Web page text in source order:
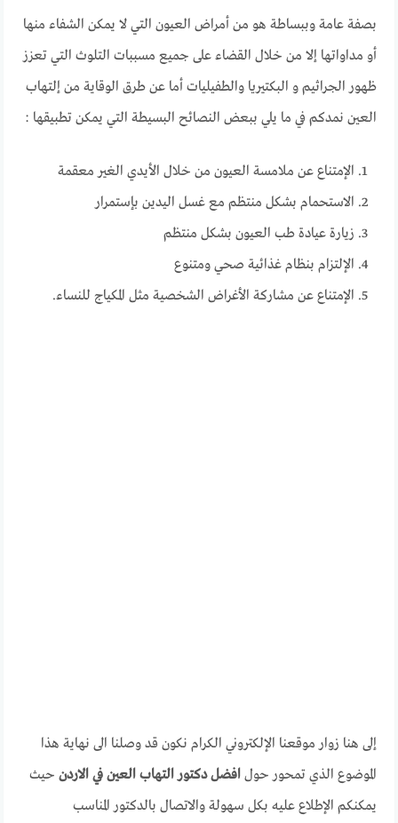
بصفة عامة وببساطة هو من أمراض العيون التي لا يمكن الشفاء منها
أو مداواتها إلا من خلال القضاء على جميع مسببات التلوث التي تعزز
ظهور الجراثيم و البكتيريا والطفيليات أما عن طرق الوقاية من إلتهاب
العين نمدكم في ما يلي ببعض النصائح البسيطة التي يمكن تطبيقها :
الإمتناع عن ملامسة العيون من خلال الأيدي الغير معقمة
الاستحمام بشكل منتظم مع غسل اليدين بإستمرار
زيارة عيادة طب العيون بشكل منتظم
الإلتزام بنظام غذائية صحي ومتنوع
الإمتناع عن مشاركة الأغراض الشخصية مثل المكياج للنساء.
إلى هنا زوار موقعنا الإلكتروني الكرام نكون قد وصلنا الى نهاية هذا
الموضوع الذي تمحور حولافضل دكتور التهاب العين في الاردن حيث
يمكنكم الإطلاع عليه بكل سهولة والاتصال بالدكتور المناسب